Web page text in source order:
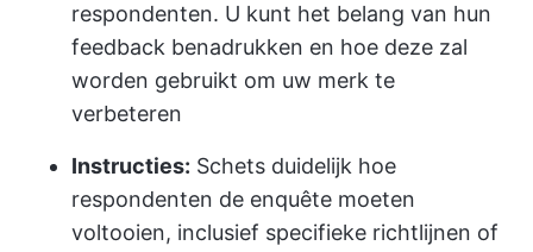
respondenten. U kunt het belang van hun
feedback benadrukken en hoe deze zal
worden gebruikt om uw merk te
verbeteren
Instructies: Schets duidelijk hoe
respondenten de enquête moeten
voltooien, inclusief specifieke richtlijnen of